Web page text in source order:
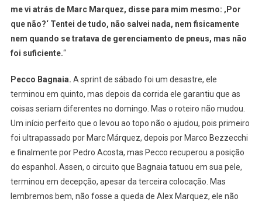
me vi atrás de Marc Marquez, disse para mim mesmo: ‚Por
que não?‘ Tentei de tudo, não salvei nada, nem fisicamente
nem quando se tratava de gerenciamento de pneus, mas não
foi suficiente.“
Pecco Bagnaia. A sprint de sábado foi um desastre, ele
terminou em quinto, mas depois da corrida ele garantiu que as
coisas seriam diferentes no domingo. Mas o roteiro não mudou.
Um início perfeito que o levou ao topo não o ajudou, pois primeiro
foi ultrapassado por Marc Márquez, depois por Marco Bezzecchi
e finalmente por Pedro Acosta, mas Pecco recuperou a posição
do espanhol. Assen, o circuito que Bagnaia tatuou em sua pele,
terminou em decepção, apesar da terceira colocação. Mas
lembremos bem, não fosse a queda de Alex Marquez, ele não